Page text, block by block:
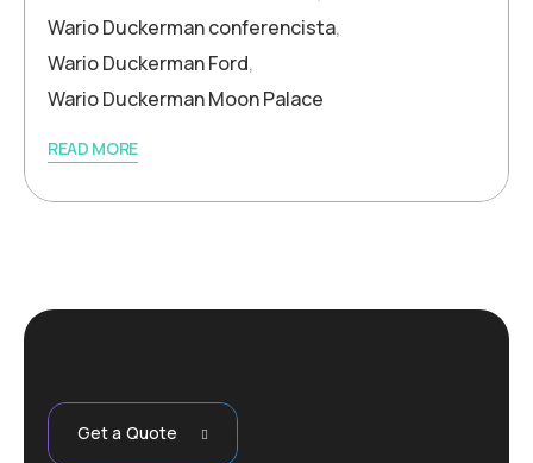
Wario Duckerman conferencista,
Wario Duckerman Ford,
Wario Duckerman Moon Palace
READ MORE
Get a Quote